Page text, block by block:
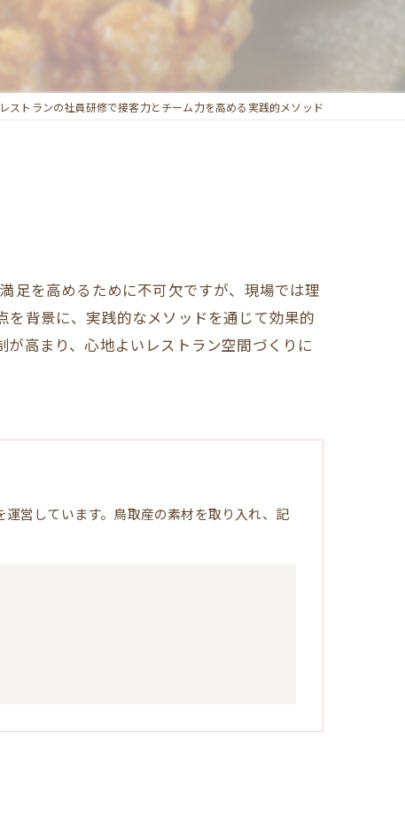
レストランの社員研修で接客力とチーム力を高める実践的メソッド
足を高めるために不可欠ですが、現場では理
背景に、実践的なメソッドを通じて効果的
高まり、心地よいレストラン空間づくりに
営しています。鳥取産の素材を取り入れ、記